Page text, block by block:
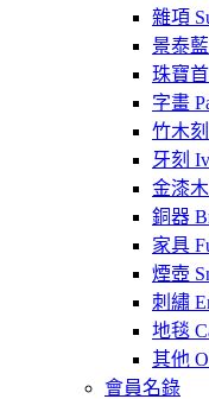
雜項
景泰
珠寶
字畫
竹木
牙刻
金漆
銅器
家具
煙壺
刺繡
地毯
其他
會員名錄